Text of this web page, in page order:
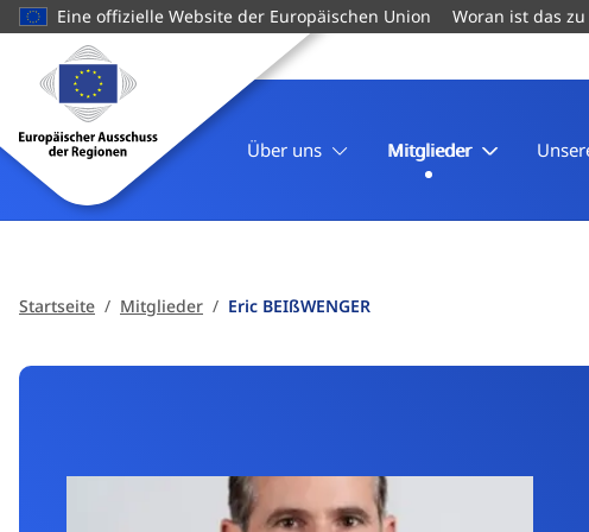
InhaltEine offizielle Website der Europäischen Union Woran ist das
Startseite
Europäischer
Ausschuss
der
Regionen
Über uns Mitglieder
Startseite Mitglieder Eric BEIßWENGER